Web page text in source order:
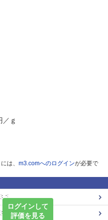
ｇ
は、 m3.comへのログインが必要で
ログインして
評価を見る